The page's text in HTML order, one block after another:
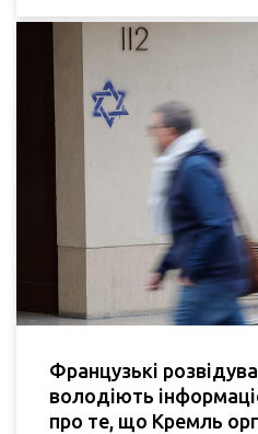
Французькі
володіють
про те, що Кремль